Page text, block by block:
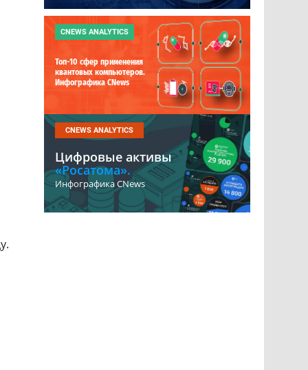
CNEWS ANALYTICS
Топ-10 сфер применения
квантовых компьютеров.
Инфографика CNews
CNEWS ANALYTICS
Цифровые активы
«Росатома».
Инфографика CNews